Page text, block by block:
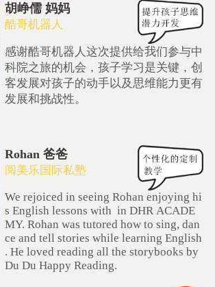
胡峥儒 妈妈
酷哥机器人
感谢酷哥机器人这次提供给我们参与中
科院之旅的机会，孩子学习是关键，创
客发展对孩子的动手以及思维能力更有
发展和挑战性。
Rohan 爸爸
阅美乐国际私塾
We rejoiced in seeing Rohan enjoying hi
s English lessons with in DHR ACADE
MY. Rohan was tutored how to sing, dan
ce and tell stories while learning English
. He loved reading all the storybooks by
Du Du Happy Reading.